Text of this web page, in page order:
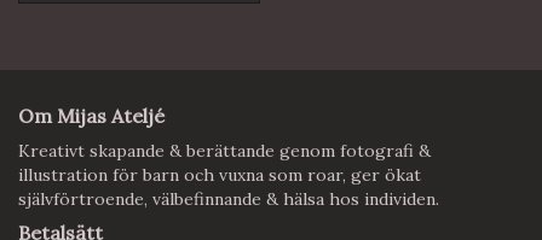
Om Mijas Ateljé
Kreativt skapande & berättande genom fotografi &
illustration för barn och vuxna som roar, ger ökat
självförtroende, välbefinnande & hälsa hos individen.
Betalsätt